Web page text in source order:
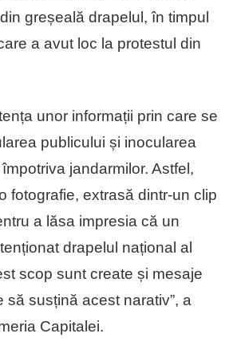
greșeală drapelul, în timpul
a avut loc la protestul din
unor informații prin care se
publicului și inocularea
jandarmilor. Astfel,
fotografie, extrasă dintr-un clip
a lăsa impresia că un
drapelul național al
scop sunt create și mesaje
să susțină acest narativ”, a
Capitalei.